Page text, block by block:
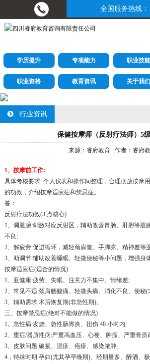
全国服务热线：
学历提升 专项能力 职业技
职业资格 教育资讯 关于我们
行业资讯
保健按摩师（反射疗法师）5
来源：睿府教育 作者：睿府
1、按摩前工作:
具体考核要求: 个人仪表和操作间整理，合理摆放按摩
的功效，介绍按摩适应症和禁忌症。
答：
反射疗法功效(3 点核心)
1、调脏腑:刺激对应反射区，辅助改善胃肠、肝胆等脏
不良;
2、解疲劳:促进循环，减轻颈肩僵、手脚凉、精神差等
3、助调节:辅助改善睡眠、轻微便秘等小问题，增强身
按摩适应症(适合的情况)
1、 亚健康:疲劳、失眠、注意力不集中、情绪差;
2、常见不适:颈肩腰酸痛、轻微头痛、消化不良、便秘(
3、辅助需求:术后恢复期(非急性期)、
三、按摩禁忌症(绝对不能做的情况)
1、急性病:发烧、急性肠胃炎、扭伤 48 小时内;
2、重症/器质性病:严重高血压、心梗、肿瘤、严重骨质
3、 皮肤问题:破损、湿疹、疱疹、感染脓肿;
4，特殊时期:孕妇(尤其孕早晚期)、经期量多、醉酒、极